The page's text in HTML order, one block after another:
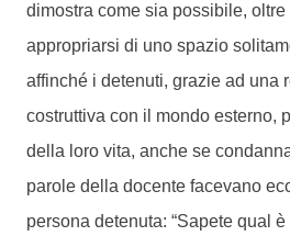
dimostra come sia possibile, oltre
appropriarsi di uno spazio
affinché i detenuti, grazie ad una
costruttiva con il mondo esterno,
della loro vita, anche se
parole della docente facevano
persona detenuta: “Sapete qual è